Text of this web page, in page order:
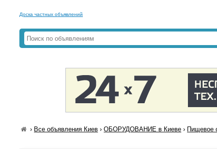
Доска частных объявлений
› Все объявления Киев ›ОБОРУДОВАНИЕ в Киеве › Пищевое